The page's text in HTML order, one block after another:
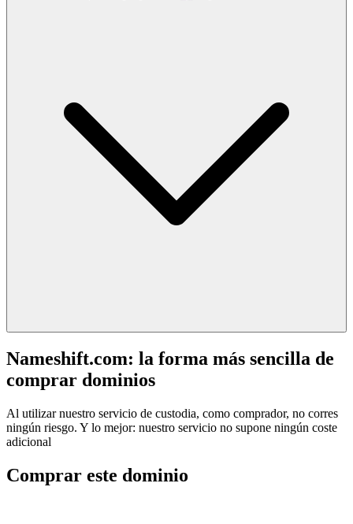
Nameshift.com: la forma más sencilla de
comprar dominios
Al utilizar nuestro servicio de custodia, como comprador, no corres
ningún riesgo. Y lo mejor: nuestro servicio no supone ningún coste
adicional
Comprar este dominio